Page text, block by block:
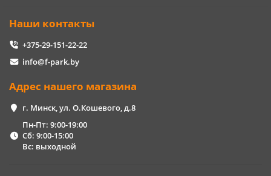
Наши контакты
+375-29-151-22-22
info@f-park.by
Адрес нашего магазина
г. Минск, ул. О.Кошевого, д.8
Пн-Пт: 9:00-19:00
Сб: 9:00-15:00
Вс: выходной